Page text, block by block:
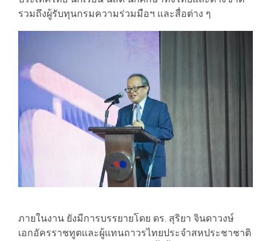
รวมถึงผู้รับทุนกรมความร่วมมือฯ และสื่อต่าง ๆ
​ภายในงาน ยังมีการบรรยายโดย ดร. สุริยา จินดาวงษ์
เอกอัครราชทูตและผู้แทนถาวรไทยประจำสหประชาชาติ